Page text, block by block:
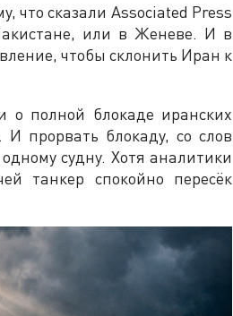
что сказали Associated Press
или в Женеве. И в
чтобы склонить Иран к
о полной блокаде иранских
прорвать блокаду, со слов
судну. Хотя аналитики
танкер спокойно пересёк